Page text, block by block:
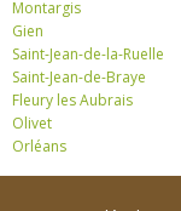
Montargis
Gien
Saint-Jean-de-la-Ruelle
Saint-Jean-de-Braye
Fleury les Aubrais
Olivet
Orléans